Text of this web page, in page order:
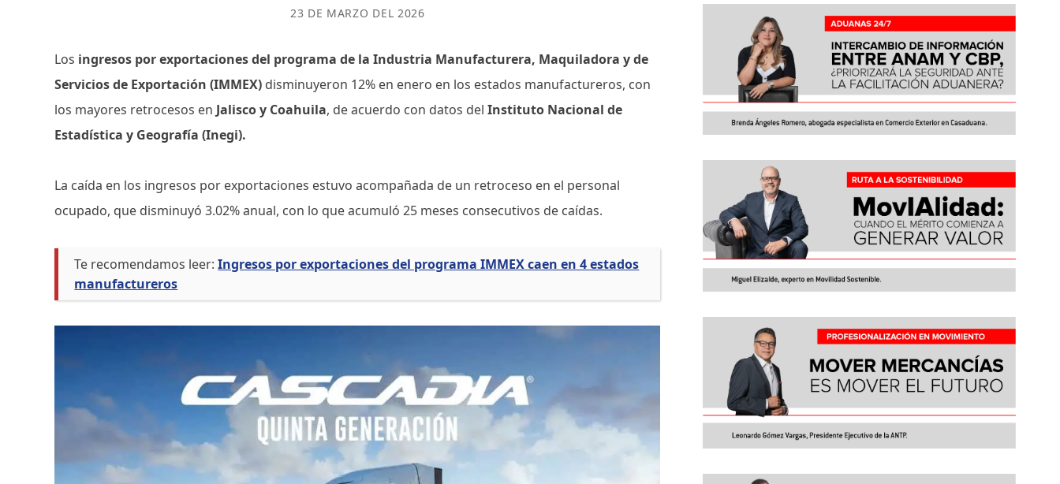
23 DE MARZO DEL 2026
Los ingresos por exportaciones del programa de la Industria Manufacturera, Maquiladora y de
Servicios de Exportación (IMMEX) disminuyeron 12% en enero en los estados manufactureros, con
los mayores retrocesos en Jalisco y Coahuila, de acuerdo con datos delInstituto Nacional de
Estadística y Geografía (Inegi).
La caída en los ingresos por exportaciones estuvo acompañada de un retroceso en el personal
ocupado, que disminuyó 3.02% anual, con lo que acumuló 25 meses consecutivos de caídas.
Te recomendamos leer: Ingresos por exportaciones del programa IMMEX caen en 4 estados
manufactureros